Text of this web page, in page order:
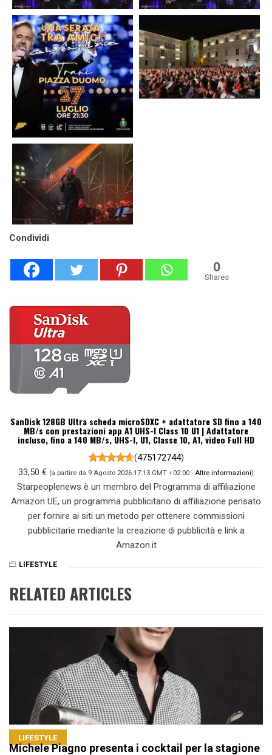
Condividi
0
Shares
SanDisk 128GB Ultra scheda microSDXC + adattatore SD fino a 140
MB/s con prestazioni app A1 UHS-I Class 10 U1 | Adattatore
incluso, fino a 140 MB/s, UHS-I, U1, Classe 10, A1, video Full HD
(475172744)
33,50 € (a partire da 9 Agosto 2026 17:13 GMT +02:00 - Altre informazioni)
Starpeoplenews è un membro del Programma di affiliazione
Amazon UE, un programma pubblicitario di affiliazione pensato
per fornire ai siti un metodo per ottenere commissioni
pubblicitarie mediante la creazione di pubblicità e link a
Amazon.it
LIFESTYLE
RELATED ARTICLES
LIFESTYLE
Michele Piagno presenta i cocktail per la stagione